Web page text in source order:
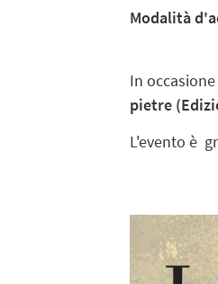
Modalità
In
pietre
L'evento è